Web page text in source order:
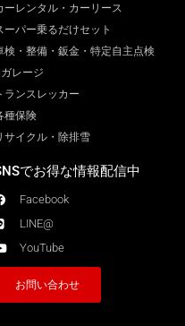
ーレンタル・カーリース
ーパー乗るだけセット
検・整備・鈑金・特定自主点検
レージ
ランスレッカー
種保険
サイクル・除排雪
でお得な情報配信中
Facebook
LINE@
YouTube
お問い合わせ